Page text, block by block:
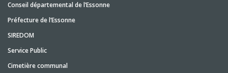
Conseil départemental de l’Essonne
Préfecture de l’Essonne
SIREDOM
Service Public
Cimetière communal